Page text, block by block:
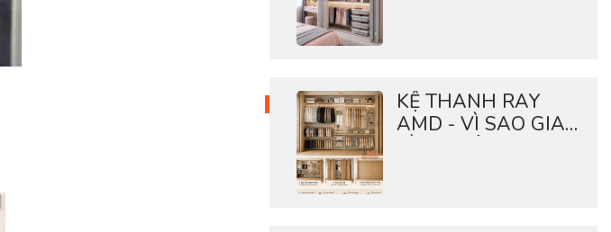
KỆ THANH RAY
AMD - VÌ SAO GIA